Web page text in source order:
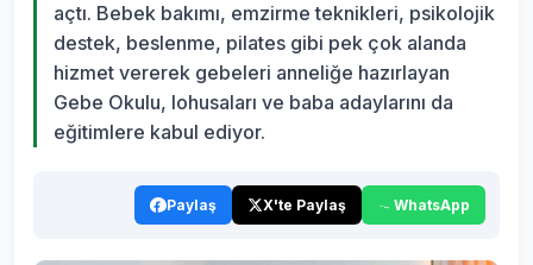
açtı. Bebek bakımı, emzirme teknikleri, psikolojik
destek, beslenme, pilates gibi pek çok alanda
hizmet vererek gebeleri anneliğe hazırlayan
Gebe Okulu, lohusaları ve baba adaylarını da
eğitimlere kabul ediyor.
Paylaş X'te Paylaş WhatsApp